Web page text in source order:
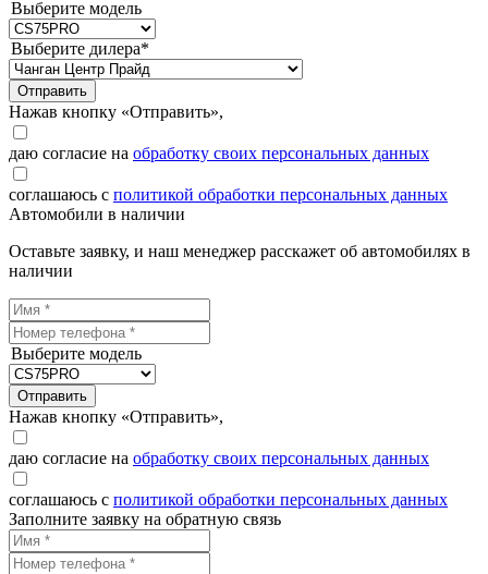
Выберите модель
Выберите дилера*
Отправить
Нажав кнопку «Отправить»,
даю согласие на обработку своих персональных данных
соглашаюсь с политикой обработки персональных данных
Автомобили в наличии
Оставьте заявку, и наш менеджер расскажет об автомобилях в
наличии
Выберите модель
Отправить
Нажав кнопку «Отправить»,
даю согласие на обработку своих персональных данных
соглашаюсь с политикой обработки персональных данных
Заполните заявку на обратную связь